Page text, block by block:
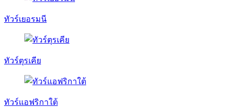
ทัวร์เยอรมนี
ทัวร์ตุรเคีย
ทัวร์แอฟริกาใต้